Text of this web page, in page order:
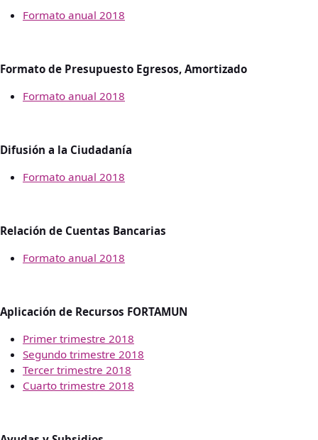
Formato anual 2018
Formato de Presupuesto Egresos, Amortizado
Formato anual 2018
Difusión a la Ciudadanía
Formato anual 2018
Relación de Cuentas Bancarias
Formato anual 2018
Aplicación de Recursos FORTAMUN
Primer trimestre 2018
Segundo trimestre 2018
Tercer trimestre 2018
Cuarto trimestre 2018